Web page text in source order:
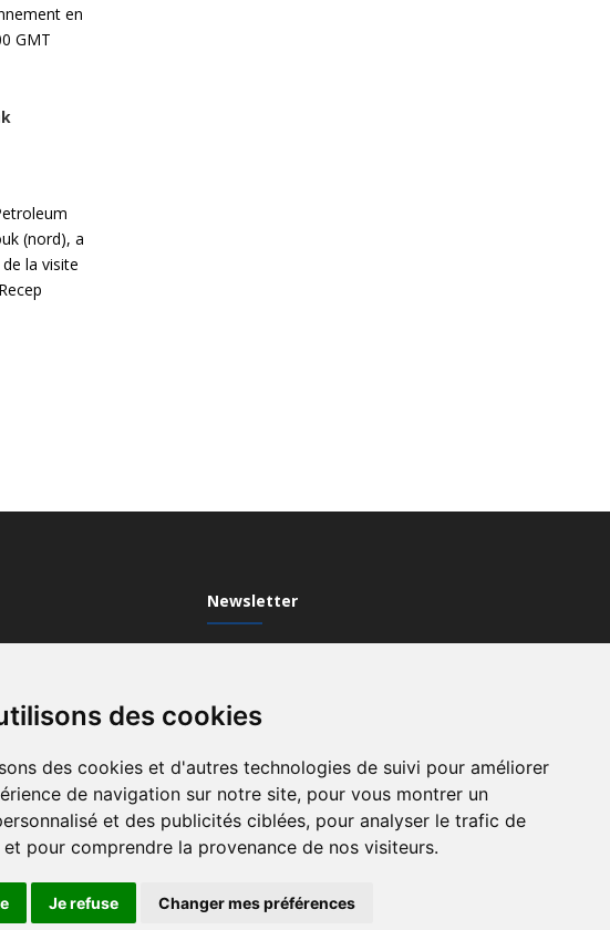
des cookies
des cookies et d'autres technologies de suivi pour améliorer
de navigation sur notre site, pour vous montrer un
et des publicités ciblées, pour analyser le trafic de
pour comprendre la provenance de nos visiteurs.
Je refuse Changer mes préférences
en
GMT
(nord), a
la visite
Newsletter